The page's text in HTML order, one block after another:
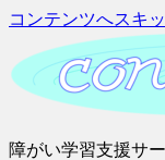
コンテンツへスキ
さ
障がい学習支援サ